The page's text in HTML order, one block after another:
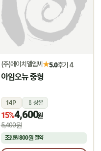
(주)에이치엘엠씨★5.0후기 4
아임오뉴 중형
14P 상온
15%4,600원
5,400원
조합원800원절약